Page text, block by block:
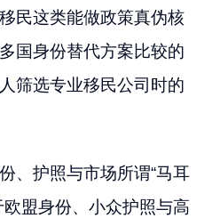
民这类能做政策真伪核
国身份替代方案比较的
筛选专业移民公司时的
、护照与市场所谓“马耳
盟身份、小众护照与高